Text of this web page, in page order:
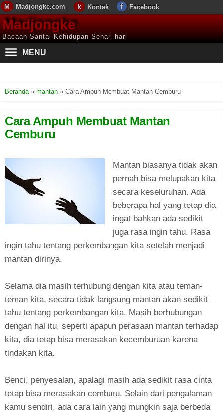
Madjongke.com Kontak Facebook
Madjongke
Bacaan Santai Kehidupan Sehari-hari
MENU
Beranda» mantan » Cara Ampuh Membuat Mantan Cemburu
Cara Ampuh Membuat Mantan
Cemburu
Mantan biasanya tidak akan
pernah bisa melupakan kita
secara keseluruhan. Ada
beberapa hal yang tetap dia
ingat bahkan ada sedikit
juga rasa ingin tahu. Rasa
ingin tahu tentang perkembangan kita setelah menjadi
mantan dirinya.
Selama dia masih terhubung dengan kita atau teman-
teman kita, secara tidak langsung mantan akan sedikit
tahu tentang perkembangan kita. Masih berhubungan
dengan hal itu, seperti apapun perasaan mantan terhadap
kita, dia tetap bisa merasakan kecemburuan karena
tindakan kita.
Benci, penyesalan, apalagi masih ada sedikit rasa cinta
tetap bisa merasakan cemburu. Selain dari pengalaman
kamu sendiri, ada cara lain yang mungkin saja berbeda